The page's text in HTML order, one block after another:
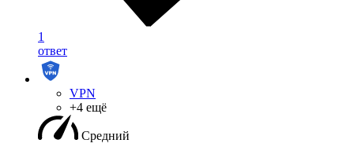
1
ответ
VPN
+4 ещё
Средний